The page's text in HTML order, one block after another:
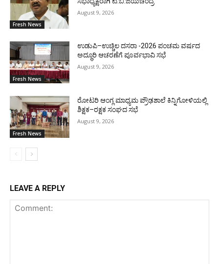
Fresh News
August 9, 2026
Fresh News
ಉಡುಪಿ–ಉಚ್ಚಿಲ ದಸರಾ -2026 ಪಂಚಮ ವರ್ಷದ
ಅದ್ಧೂರಿ ಆಚರಣೆಗೆ ಪೂರ್ವಭಾವಿ ಸಭೆ
August 9, 2026
Fresh News
ರೋಟರಿ ಆಂಗ್ಲ ಮಾಧ್ಯಮ ಪ್ರೌಢಶಾಲೆ ಕಿನ್ನಿಗೋಳಿಯಲ್ಲಿ
ಶಿಕ್ಷಕ–ರಕ್ಷಕ ಸಂಘದ ಸಭೆ
August 9, 2026
LEAVE A REPLY